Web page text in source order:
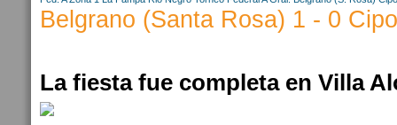
Belgrano (Santa Rosa) 1 - 0
La fiesta fue completa en Villa